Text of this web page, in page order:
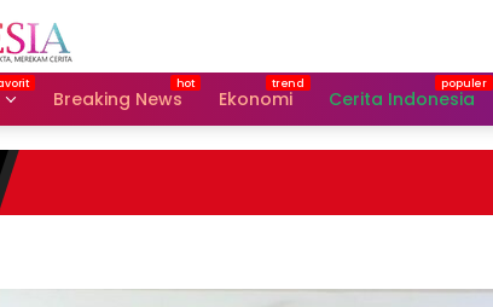
Breaking News Ekonomi Cerita Indonesia